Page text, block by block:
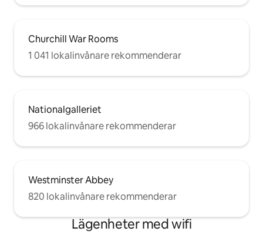
utanför London, inklusive Windsor
Castle, Bath, Oxford och Cambridge.
Buckingham Palace, Big Ben, House of
Museum, Oxford shopping Stree, St.
Churchill War Rooms
1 041 lokalinvånare rekommenderar
Nationalgalleriet
966 lokalinvånare rekommenderar
Westminster Abbey
820 lokalinvånare rekommenderar
Lägenheter med wifi